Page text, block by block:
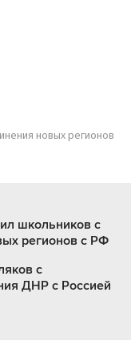
новых регионов
школьников с
регионов с РФ
с
ДНР с Россией